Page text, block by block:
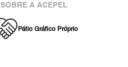
SOBRE A ACEPEL
Pátio Gráfico Próprio